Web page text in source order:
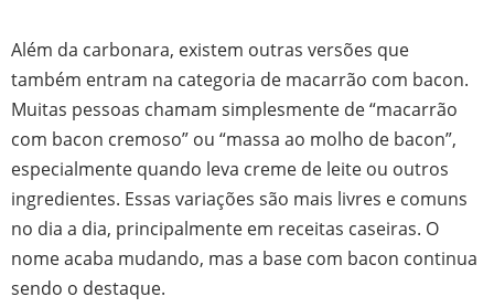
Além da carbonara, existem outras versões que
também entram na categoria de macarrão com bacon.
Muitas pessoas chamam simplesmente de “macarrão
com bacon cremoso” ou “massa ao molho de bacon”,
especialmente quando leva creme de leite ou outros
ingredientes. Essas variações são mais livres e comuns
no dia a dia, principalmente em receitas caseiras. O
nome acaba mudando, mas a base com bacon continua
sendo o destaque.